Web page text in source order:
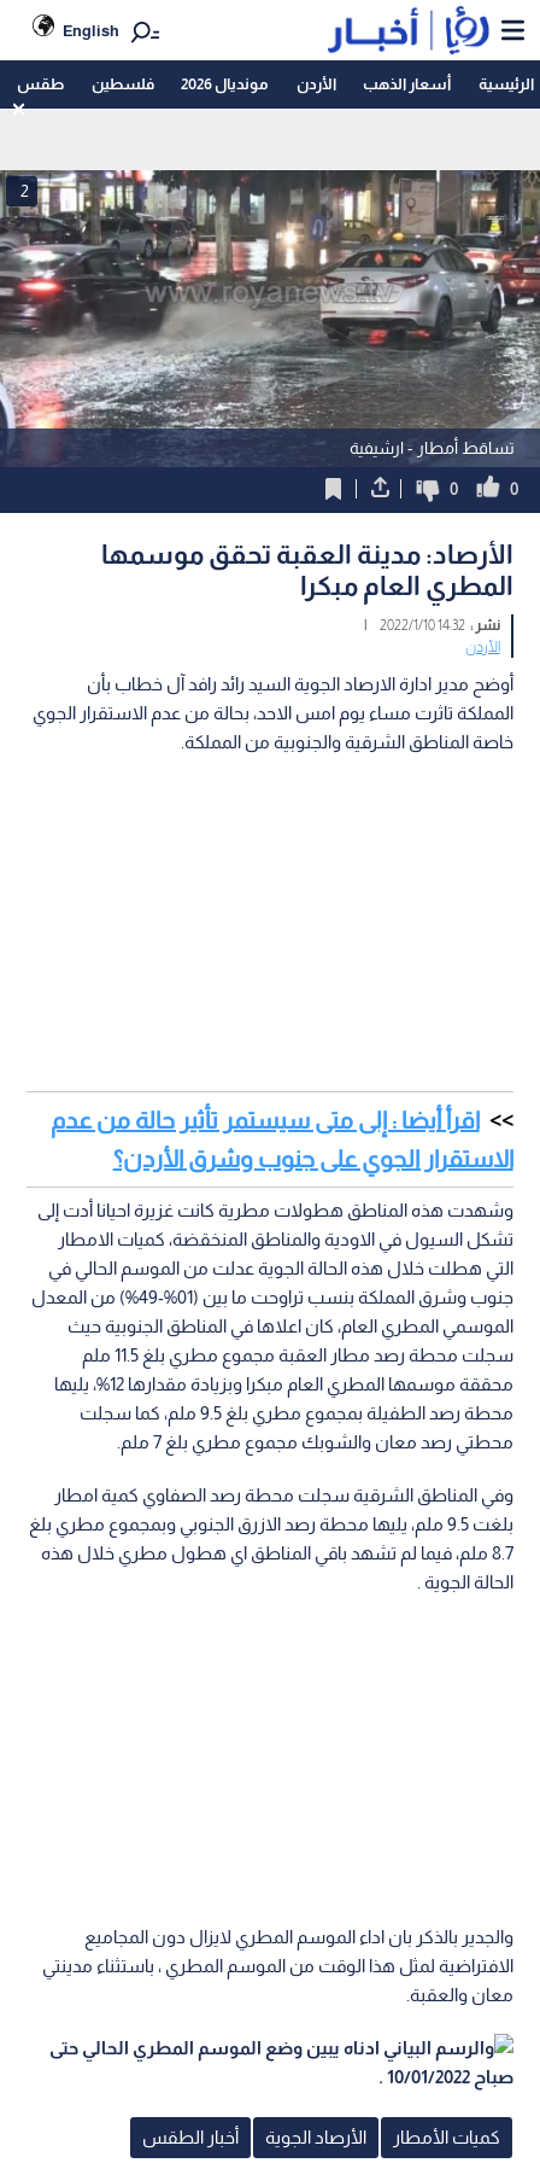
English
الرئيسية أسعار الذهب الأردن مونديال 2026 فلسطين طقس
تساقط أمطار - ارشيفية
2
0
0
الأرصاد: مدينة العقبة تحقق موسمها
المطري العام مبكرا
نشر :14:32 2022/1/10
|
الأردن
أوضح مدير ادارة الارصاد الجوية السيد رائد رافد آل خطاب بأن
المملكة تاثرت مساء يوم امس الاحد، بحالة من عدم الاستقرار الجوي
خاصة المناطق الشرقية والجنوبية من المملكة.
اقرأ أيضا : إلى متى سيستمر تأثير حالة من عدم
الاستقرار الجوي على جنوب وشرق الأردن؟
وشهدت هذه المناطق هطولات مطرية كانت غزيرة احيانا أدت إلى
تشكل السيول في الاودية والمناطق المنخقضة، كميات الامطار
التي هطلت خلال هذه الحالة الجوية عدلت من الموسم الحالي في
جنوب وشرق المملكة بنسب تراوحت ما بين (01%-49%) من المعدل
الموسمي المطري العام، كان اعلاها في المناطق الجنوبية حيث
سجلت محطة رصد مطار العقبة مجموع مطري بلغ 11.5 ملم
محققة موسمها المطري العام مبكرا وبزيادة مقدارها 12%، يليها
محطة رصد الطفيلة بمجموع مطري بلغ 9.5 ملم، كما سجلت
محطتي رصد معان والشوبك مجموع مطري بلغ 7 ملم.
وفي المناطق الشرقية سجلت محطة رصد الصفاوي كمية امطار
بلغت 9.5 ملم، يليها محطة رصد الازرق الجنوبي وبمجموع مطري بلغ
8.7 ملم، فيما لم تشهد باقي المناطق اي هطول مطري خلال هذه
الحالة الجوية .
والجدير بالذكر بان اداء الموسم المطري لايزال دون المجاميع
الافتراضية لمثل هذا الوقت من الموسم المطري ، باستثناء مدينتي
معان والعقبة.
كميات الأمطار الأرصاد الجوية أخبار الطقس